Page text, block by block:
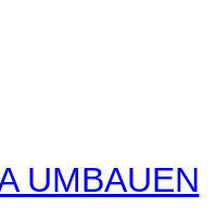
UMBAUEN